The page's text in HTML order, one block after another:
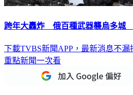
跨年大轟炸 俄百種武器襲烏多城
下載TVBS新聞APP，最新消息不漏
重點新聞一次看